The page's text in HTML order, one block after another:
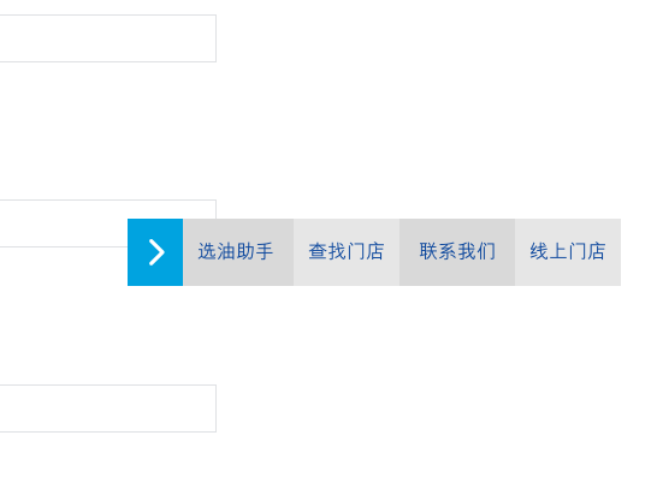
选油助手 查找门店 联系我们 线上门店